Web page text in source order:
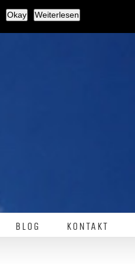
BLOG KONTAKT
Okay Weiterlesen